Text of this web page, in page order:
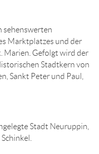
sehenswerten
Marktplatzes und der
Marien. Gefolgt wird der
Stadtkern von
Sankt Peter und Paul,
Stadt Neuruppin,